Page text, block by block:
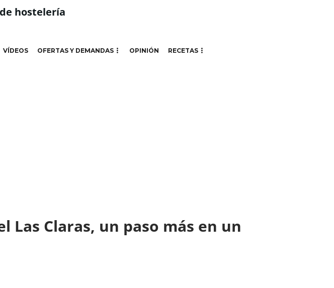
hostelería
VÍDEOS OFERTAS Y DEMANDAS OPINIÓN RECETAS
Las Claras, un paso más en un